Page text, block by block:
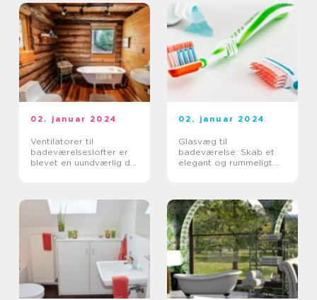
02. januar 2024
Ventilatorer til
badeværelseslofter er
blevet en uundværlig del
02. januar 2024
Glasvæg til
badeværelse: Skab et
elegant og rummeligt